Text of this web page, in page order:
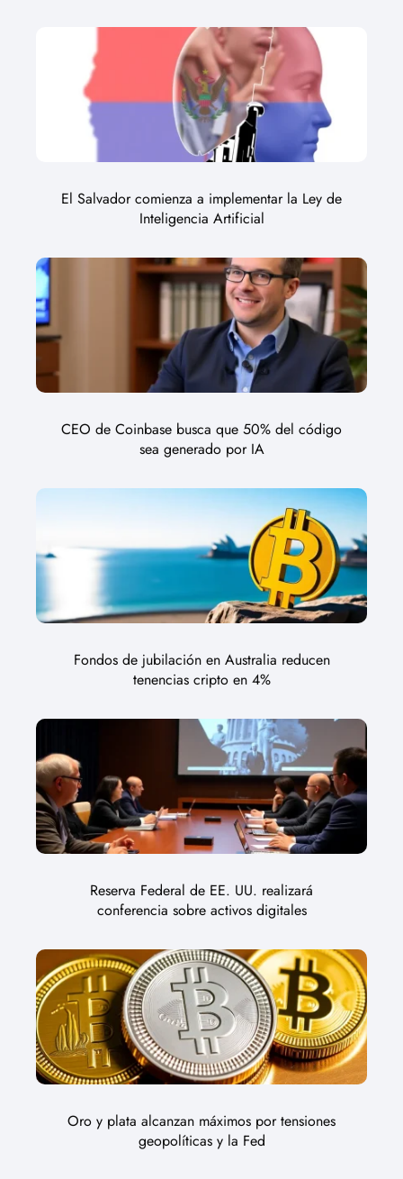
El Salvador comienza a implementar la Ley de
Inteligencia Artificial
CEO de Coinbase busca que 50% del código
sea generado por IA
Fondos de jubilación en Australia reducen
tenencias cripto en 4%
Reserva Federal de EE. UU. realizará
conferencia sobre activos digitales
Oro y plata alcanzan máximos por tensiones
geopolíticas y la Fed